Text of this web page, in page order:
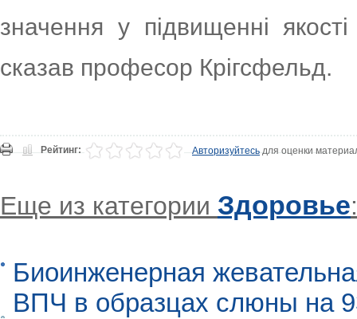
значення у підвищенні
сказав професор Крігсфельд.
Рейтинг: Авторизуйтесьдля оценки
Еще из категории Здоровье:
Биоинженерная
ВПЧ в образцах слюны на